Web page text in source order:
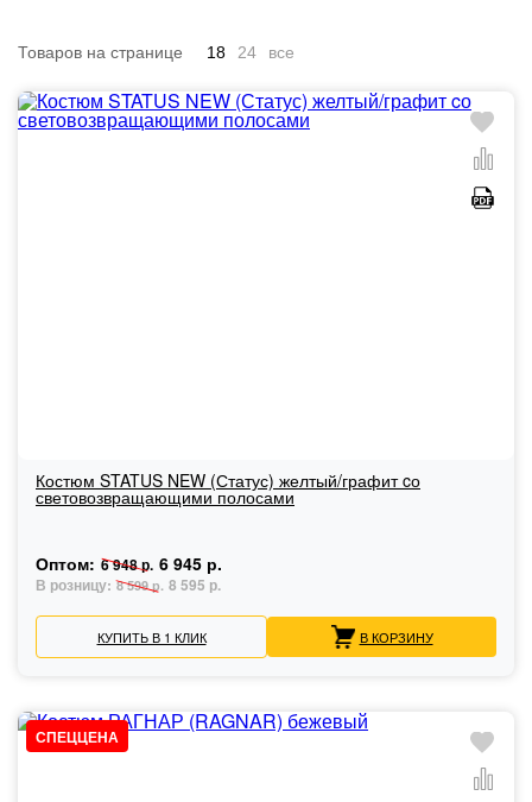
Товаров на странице 18 24 все
Костюм STATUS NEW (Статус) желтый/графит cо
световозвращающими полосами
Оптом: 6 948 р. 6 945 р.
В розницу: 8 599 р. 8 595 р.
КУПИТЬ В 1 КЛИК В КОРЗИНУ
СПЕЦЦЕНА